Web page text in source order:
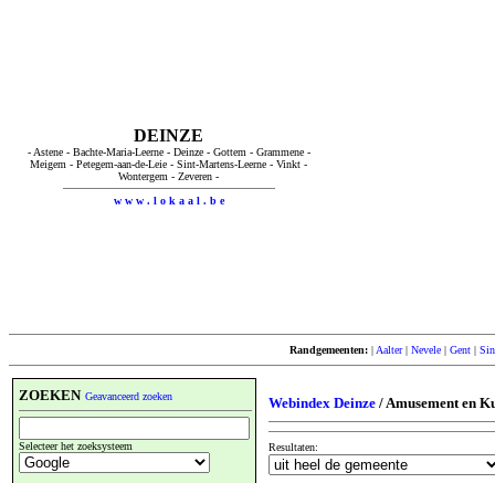
DEINZE
- Astene - Bachte-Maria-Leerne - Deinze - Gottem - Grammene -
Meigem - Petegem-aan-de-Leie - Sint-Martens-Leerne - Vinkt -
Wontergem - Zeveren -
w w w . l o k a a l . b e
Randgemeenten: | Aalter|Nevele |Gent |
ZOEKEN Geavanceerd zoeken
Selecteer het zoeksysteem
Webindex Deinze / Amusement en
Resultaten: